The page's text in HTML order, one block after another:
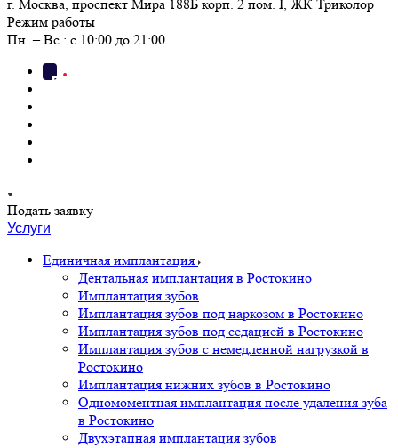
г. Москва, проспект Мира 188Б корп. 2 пом. I, ЖК Триколор
Режим работы
Пн. – Вс.: с 10:00 до 21:00
Подать заявку
Услуги
Единичная имплантация
Дентальная имплантация в Ростокино
Имплантация зубов
Имплантация зубов под наркозом в Ростокино
Имплантация зубов под седацией в Ростокино
Имплантация зубов с немедленной нагрузкой в
Ростокино
Имплантация нижних зубов в Ростокино
Одномоментная имплантация после удаления зуба
в Ростокино
Двухэтапная имплантация зубов